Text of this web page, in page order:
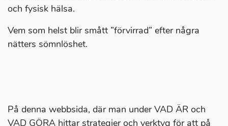
och fysisk hälsa.
Vem som helst blir smått ”förvirrad” efter några
nätters sömnlöshet.
På denna webbsida, där man under VAD ÄR och
VAD GÖRA hittar strategier och verktyg för att på